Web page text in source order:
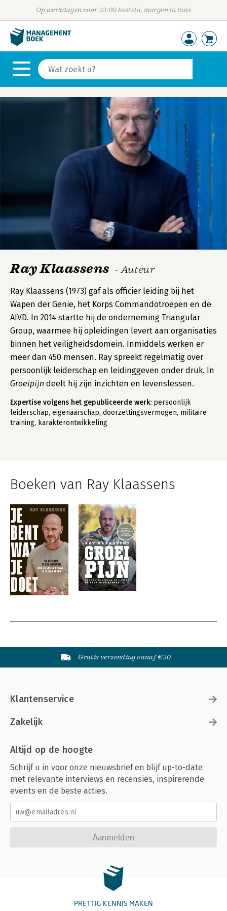
Op werkdagen voor 23:00 besteld, morgen in huis
Ray Klaassens - Auteur
Ray Klaassens (1973) gaf als officier leiding bij het
Wapen der Genie, het Korps Commandotroepen en de
AIVD. In 2014 startte hij de onderneming Triangular
Group, waarmee hij opleidingen levert aan organisaties
binnen het veiligheidsdomein. Inmiddels werken er
meer dan 450 mensen. Ray spreekt regelmatig over
persoonlijk leiderschap en leidinggeven onder druk. In
Groeipijn deelt hij zijn inzichten en levenslessen.
Expertise volgens het gepubliceerde werk: persoonlijk
leiderschap, eigenaarschap, doorzettingsvermogen, militaire
training, karakterontwikkeling
Boeken van Ray Klaassens
Gratis verzending vanaf €20
Klantenservice
Zakelijk
Altijd op de hoogte
Schrijf u in voor onze nieuwsbrief en blijf up-to-date
met relevante interviews en recensies, inspirerende
events en de beste acties.
Aanmelden
PRETTIG KENNIS MAKEN